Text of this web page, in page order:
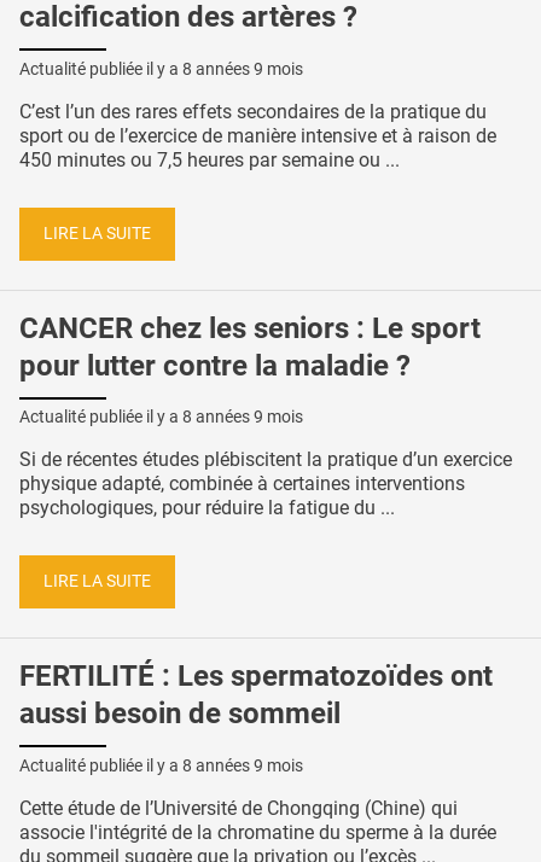
calcification des artères ?
Actualité publiée il y a 8 années 9 mois
C’est l’un des rares effets secondaires de la pratique du
sport ou de l’exercice de manière intensive et à raison de
450 minutes ou 7,5 heures par semaine ou ...
LIRE LA SUITE
CANCER chez les seniors : Le sport
pour lutter contre la maladie ?
Actualité publiée il y a 8 années 9 mois
Si de récentes études plébiscitent la pratique d’un exercice
physique adapté, combinée à certaines interventions
psychologiques, pour réduire la fatigue du ...
LIRE LA SUITE
FERTILITÉ : Les spermatozoïdes ont
aussi besoin de sommeil
Actualité publiée il y a 8 années 9 mois
Cette étude de l’Université de Chongqing (Chine) qui
associe l'intégrité de la chromatine du sperme à la durée
du sommeil suggère que la privation ou l’excès ...